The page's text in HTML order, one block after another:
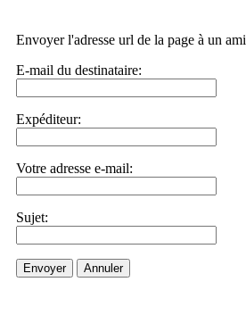
Envoyer l'adresse url de la page à un ami
E-mail du destinataire:
Expéditeur:
Votre adresse e-mail:
Sujet:
Envoyer Annuler